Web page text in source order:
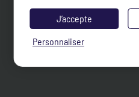
J’accepte
Personnaliser